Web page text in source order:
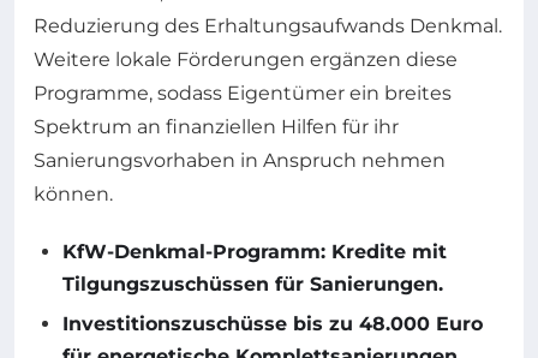
Reduzierung des Erhaltungsaufwands Denkmal.
Weitere lokale Förderungen ergänzen diese
Programme, sodass Eigentümer ein breites
Spektrum an finanziellen Hilfen für ihr
Sanierungsvorhaben in Anspruch nehmen
können.
KfW-Denkmal-Programm: Kredite mit
Tilgungszuschüssen für Sanierungen.
Investitionszuschüsse bis zu 48.000 Euro